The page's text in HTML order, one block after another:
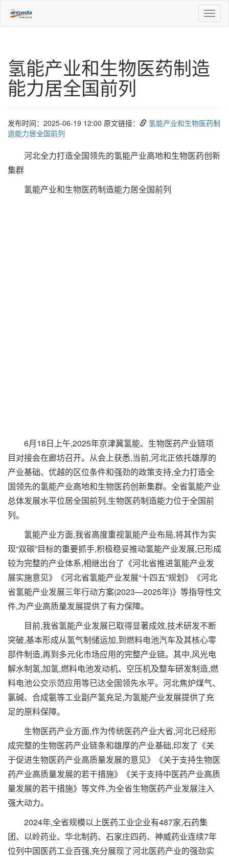
氢能产业和生物医药制造
能力居全国前列
发布时间：2025-06-19 12:00 原文链接：
氢能产业和生物医药制
造能力居全国前列
河北全力打造全国领先的氢能产业高地和生物医药创新
集群
氢能产业和生物医药制造能力居全国前列
6月18日上午,2025年京津冀氢能、生物医药产业链项
目对接会在廊坊召开。从会上获悉,当前,河北正依托雄厚的
产业基础、优越的区位条件和强劲的政策支持,全力打造全
国领先的氢能产业高地和生物医药创新集群。全省氢能产业
总体发展水平位居全国前列,生物医药制造能力位于全国前
列。
氢能产业方面,我省高度重视氢能产业布局,将其作为实
现“双碳”目标的重要抓手,积极稳妥推动氢能产业发展,已形成
较为完整的产业体系,相继出台了《河北省推进氢能产业发
展实施意见》《河北省氢能产业发展“十四五”规划》《河北
省氢能产业发展三年行动方案(2023—2025年)》等指导性文
件,为产业高质量发展提供了有力保障。
目前,我省氢能产业发展已取得显著成效,技术研发不断
突破,基本形成从氢气制储运加,到燃料电池汽车及其核心零
部件制造,再到多元化市场应用的完整产业链。其中,风光电
解水制氢,加氢,燃料电池发动机、空压机及整车研发制造,燃
料电池公交示范应用等已达全国领先水平。河北焦炉煤气、
氯碱、合成氨等工业副产氢充足,为氢能产业发展提供了充
足的原料保障。
生物医药产业方面,作为传统医药产业大省,河北已经形
成完整的生物医药产业链条和雄厚的产业基础,印发了《关
于促进生物医药产业高质量发展的意见》《关于支持生物医
药产业高质量发展的若干措施》《关于支持中医药产业高质
量发展的若干措施》等文件,为全省生物医药产业发展注入
强大动力。
2024年,全省规模以上医药工业企业有487家,石药集
团、以岭药业、华北制药、石家庄四药、神威药业连续7年
位列中国医药工业百强,充分展现了河北医药产业的强劲实